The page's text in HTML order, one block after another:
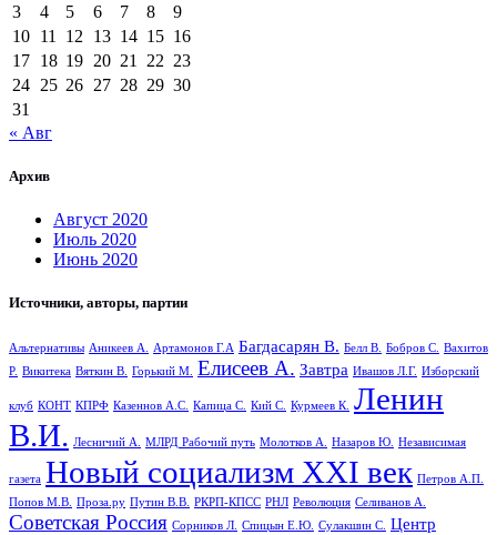
3
4 5 6 7 8
9
10 11 12 13 14 15 16
17 18 19 20 21 22 23
24 25 26 27 28 29 30
31
« Авг
Архив
Август 2020
Июль 2020
Июнь 2020
Источники, авторы, партии
Альтернативы Аникеев А. Артамонов Г.А Багдасарян В. Белл В. Бобров С. Вахитов
Р. Викитека Вяткин В. Горький М. Елисеев А. Завтра Ивашов Л.Г. Изборский
клуб КОНТ КПРФ Казеннов А.С. Капица С. Кий С. Курмеев К. Ленин
В.И. Лесничий А. МЛРД Рабочий путь Молотков А. Назаров Ю. Независимая
газета Новый социализм XXI век Петров А.П.
Попов М.В. Проза.ру Путин В.В. РКРП-КПСС РНЛ Революция Селиванов А.
Советская Россия Сорников Л. Спицын Е.Ю. Сулакшин С. Центр